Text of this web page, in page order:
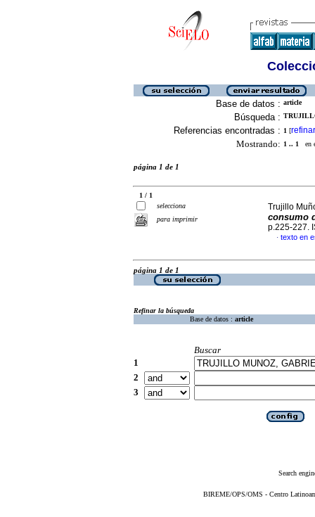
Base de datos : article
Búsqueda :
Referencias encontradas : 1 [refinar
Mostrando: 1 .. 1 en
página 1 de 1
1 / 1
selecciona
para imprimir
Trujillo
consumo
p.225-227.
· texto en
página 1 de 1
Refinar la búsqueda
Base de datos : article
Buscar
1
2
3
Search
BIREME/OPS/OMS - Centro